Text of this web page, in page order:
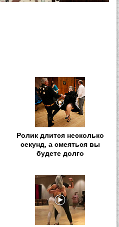
Ролик длится несколько
секунд, а смеяться вы
будете долго